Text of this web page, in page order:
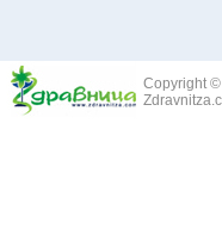
Copyright ©